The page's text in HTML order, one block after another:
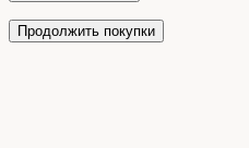
Продолжить покупки